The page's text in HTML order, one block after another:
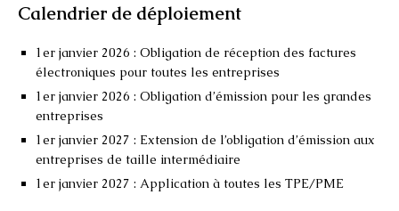
Calendrier de déploiement
1er janvier 2026 : Obligation de réception des factures
électroniques pour toutes les entreprises
1er janvier 2026 : Obligation d’émission pour les grandes
entreprises
1er janvier 2027 : Extension de l’obligation d’émission aux
entreprises de taille intermédiaire
1er janvier 2027 : Application à toutes les TPE/PME